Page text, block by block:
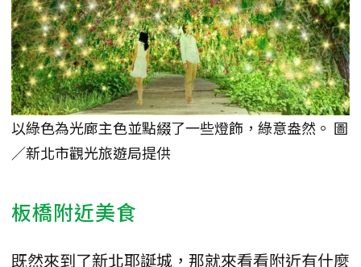
以綠色為光廊主色並點綴了一些燈飾，綠意盎然。 圖
／新北市觀光旅遊局提供
板橋附近美食
既然來到了新北耶誕城，那就來看看附近有什麼